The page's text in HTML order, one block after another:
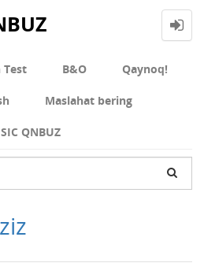
Test В&О Qaynoq!
Maslahat bering
QNBUZ